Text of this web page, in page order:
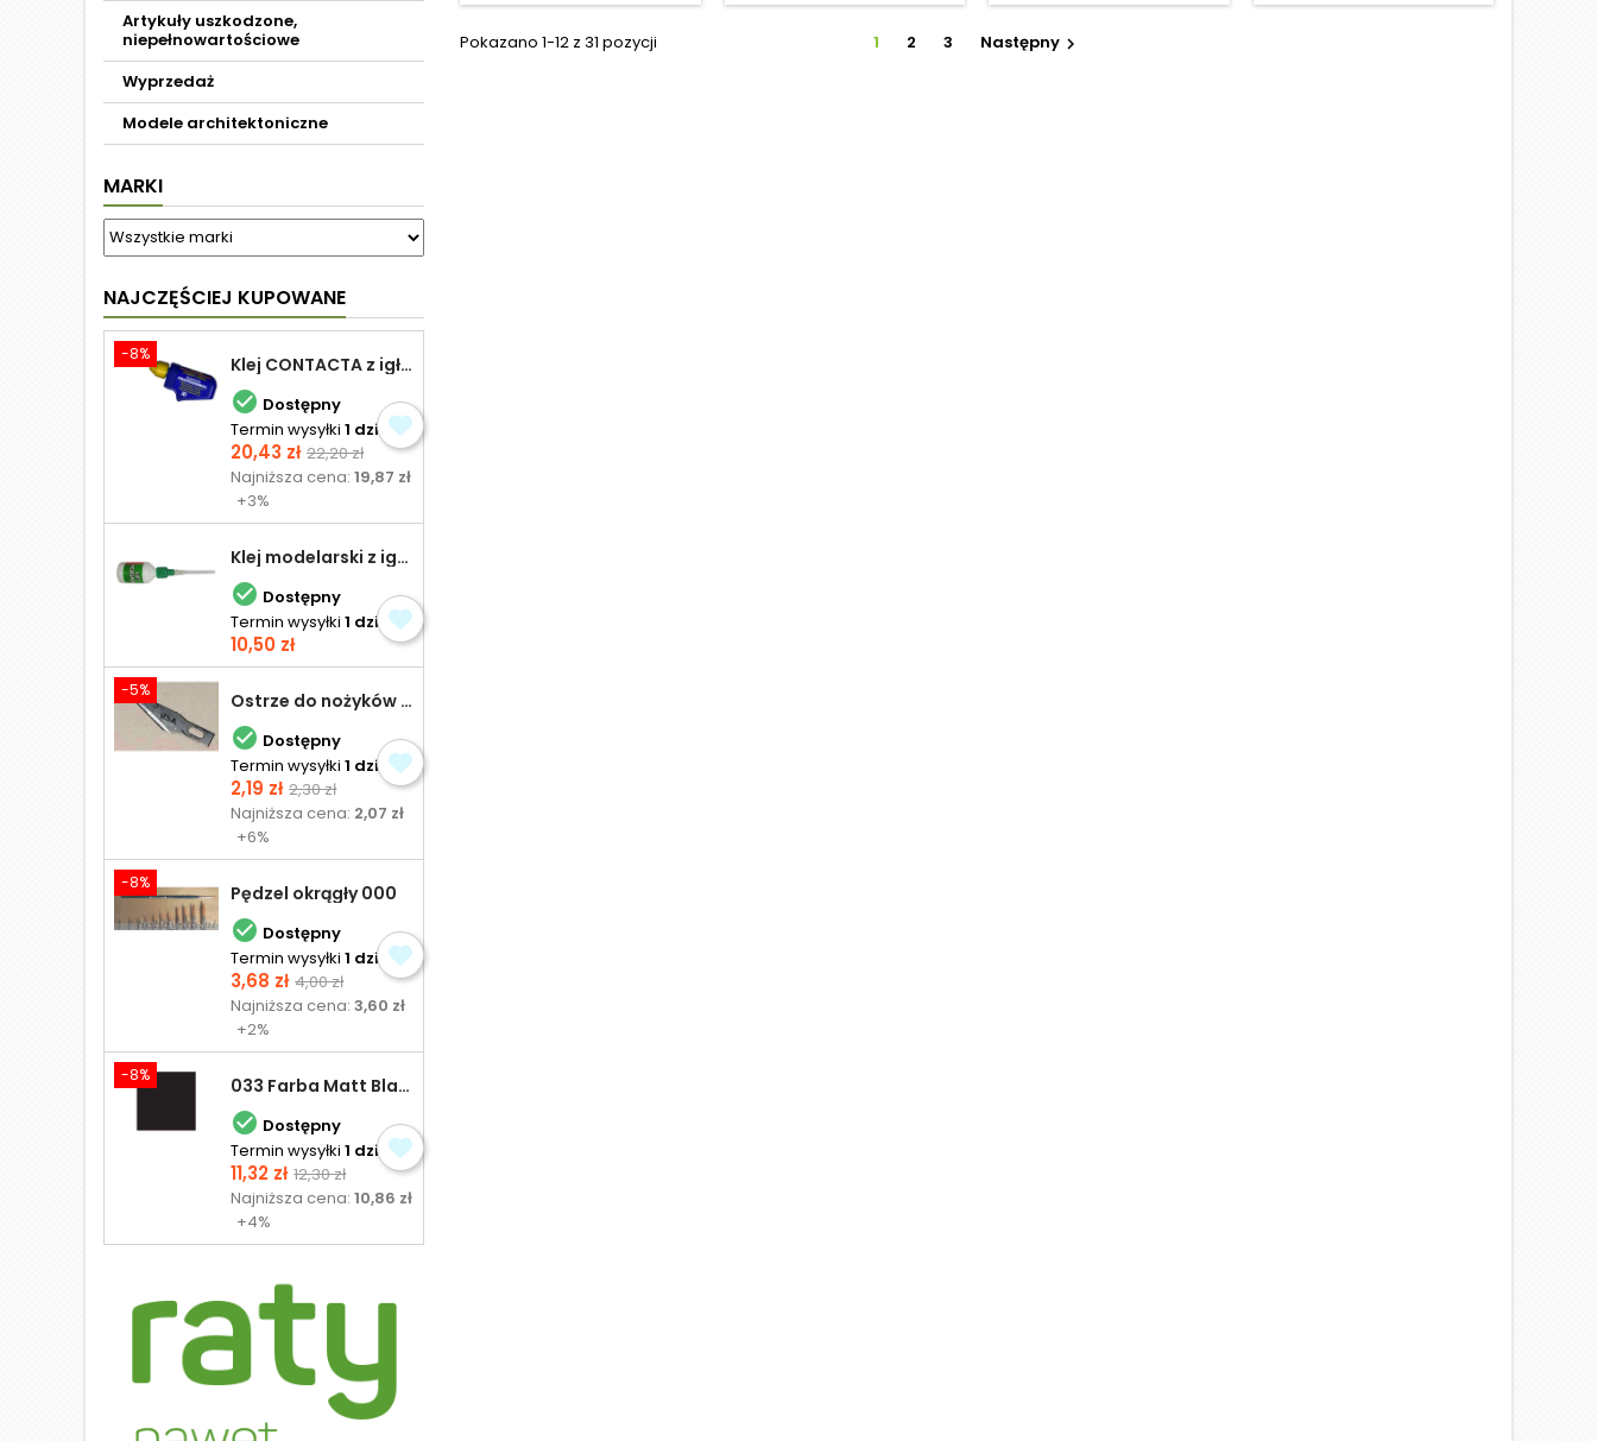
Artykuły uszkodzone,
niepełnowartościowe
Wyprzedaż
Modele architektoniczne
MARKI
NAJCZĘŚCIEJ KUPOWANE
-8% Klej CONTACTA z igłą do plastiku 25,0 g
 Dostępny
Termin wysyłki 1 dzień
Cena
20,43 zł Cena
podstawowa
22,20 zł
Najniższa cena:19,87 zł
+3%
Klej modelarski z igłą 30 ml
 Dostępny
Termin wysyłki 1 dzień
Cena
10,50 zł
-5% Ostrze do nożyków Excel
 Dostępny
Termin wysyłki 1 dzień
Cena
2,19 zł Cena
podstawowa
2,30 zł
Najniższa cena: 2,07 zł
+6%
-8% Pędzel okrągły 000
 Dostępny
Termin wysyłki 1 dzień
Cena
3,68 zł Cena
podstawowa
4,00 zł
Najniższa cena:3,60 zł
+2%
-8% 033 Farba Matt Black - olejna
 Dostępny
Termin wysyłki 1 dzień
Cena
11,32 zł Cena
podstawowa
12,30 zł
Najniższa cena:10,86 zł
+4%
Pokazano 1-12 z 31 pozycji 1 2 3 Następny